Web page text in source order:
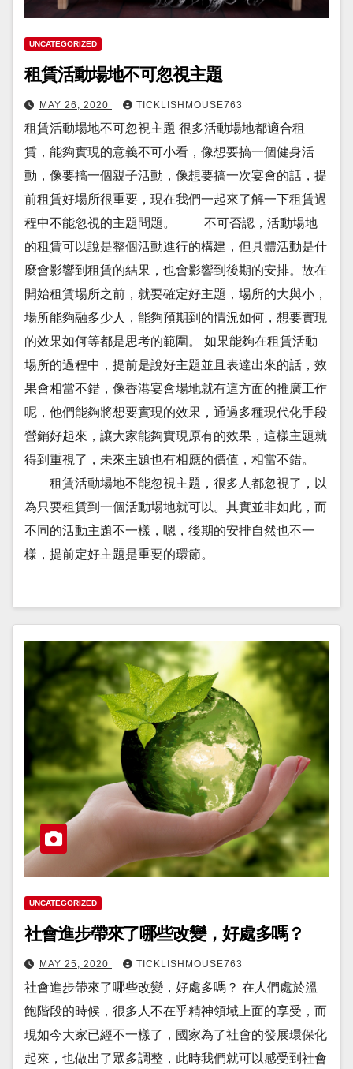
UNCATEGORIZED
租賃活動場地不可忽視主題
MAY 26, 2020 TICKLISHMOUSE763
租賃活動場地不可忽視主題 很多活動場地都適合租
賃，能夠實現的意義不可小看，像想要搞一個健身活
動，像要搞一個親子活動，像想要搞一次宴會的話，提
前租賃好場所很重要，現在我們一起來了解一下租賃過
程中不能忽視的主題問題。 不可否認，活動場地
的租賃可以說是整個活動進行的構建，但具體活動是什
麼會影響到租賃的結果，也會影響到後期的安排。故在
開始租賃場所之前，就要確定好主題，場所的大與小，
場所能夠融多少人，能夠預期到的情況如何，想要實現
的效果如何等都是思考的範圍。 如果能夠在租賃活動
場所的過程中，提前是說好主題並且表達出來的話，效
果會相當不錯，像香港宴會場地就有這方面的推廣工作
呢，他們能夠將想要實現的效果，通過多種現代化手段
營銷好起來，讓大家能夠實現原有的效果，這樣主題就
得到重視了，未來主題也有相應的價值，相當不錯。
租賃活動場地不能忽視主題，很多人都忽視了，以
為只要租賃到一個活動場地就可以。其實並非如此，而
不同的活動主題不一樣，嗯，後期的安排自然也不一
樣，提前定好主題是重要的環節。
UNCATEGORIZED
社會進步帶來了哪些改變，好處多嗎？
MAY 25, 2020 TICKLISHMOUSE763
社會進步帶來了哪些改變，好處多嗎？ 在人們處於溫
飽階段的時候，很多人不在乎精神領域上面的享受，而
現如今大家已經不一樣了，國家為了社會的發展環保化
起來，也做出了眾多調整，此時我們就可以感受到社會